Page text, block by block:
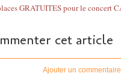
cet article
Ajouter un commentaire